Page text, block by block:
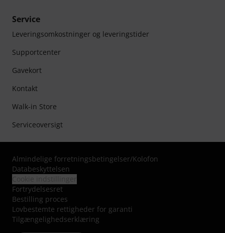
Service
Leveringsomkostninger og leveringstider
Supportcenter
Gavekort
Kontakt
Walk-in Store
Serviceoversigt
Almindelige forretningsbetingelser/Kolofon
Databeskyttelsen
Fortrydelsesret
Bestilling proces
Lovbestemte rettigheder for garanti
Tilgængelighedserklæring